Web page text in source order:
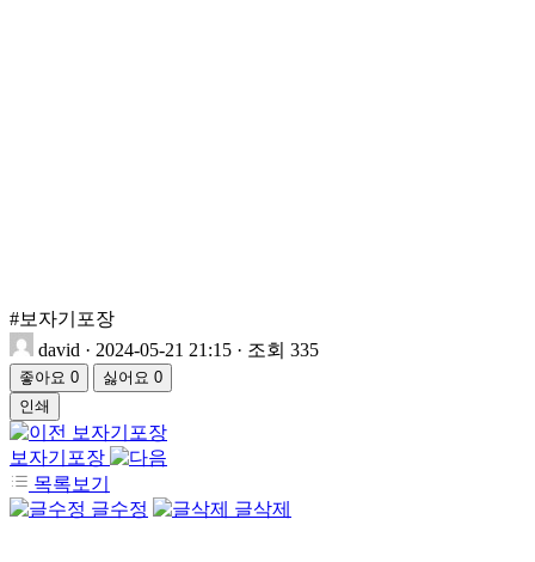
#보자기포장
david · 2024-05-21 21:15 · 조회 335
좋아요 0 싫어요 0
인쇄
보자기포장
보자기포장
목록보기
글수정
글삭제